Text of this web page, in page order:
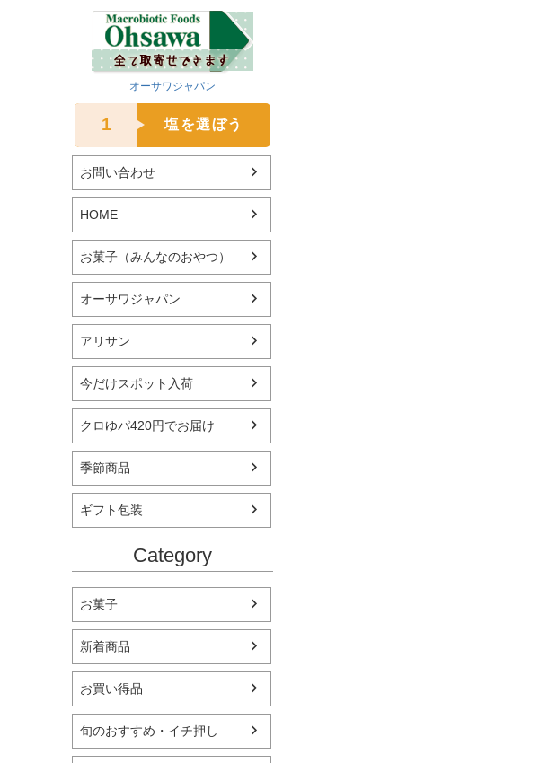
オーサワジャパン
1 塩を選ぼう
お問い合わせ
HOME
お菓子（みんなのおやつ）
オーサワジャパン
アリサン
今だけスポット入荷
クロゆパ420円でお届け
季節商品
ギフト包装
Category
お菓子
新着商品
お買い得品
旬のおすすめ・イチ押し